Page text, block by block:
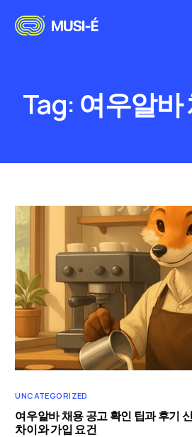
Tag: 여우알바
UNCATEGORIZED
여우알바 채용 공고 확인 팁과 후기
차이와 가입 요건